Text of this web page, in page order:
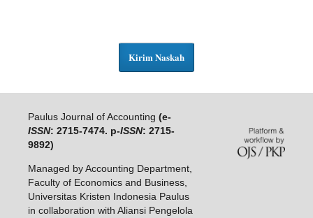
Kirim Naskah
Paulus Journal of Accounting (e-
ISSN: 2715-7474. p-ISSN: 2715-
9892)
Managed by Accounting Department,
Faculty of Economics and Business,
Universitas Kristen Indonesia Paulus
in collaboration with Aliansi Pengelola